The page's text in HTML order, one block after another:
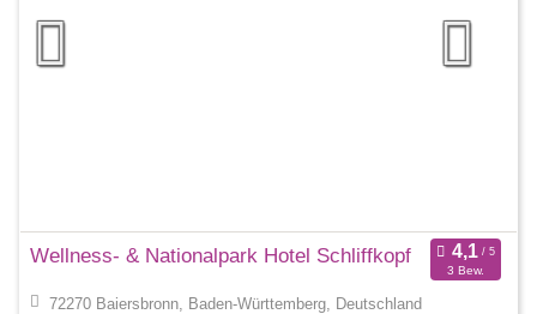
Wellness- & Nationalpark Hotel Schliffkopf
3 Bew.
72270 Baiersbronn, Baden-Württemberg, Deutschland